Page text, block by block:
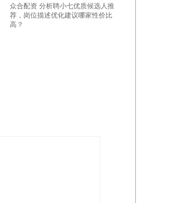
众合配资 分析聘小七优质候选人推
荐，岗位描述优化建议哪家性价比
高？